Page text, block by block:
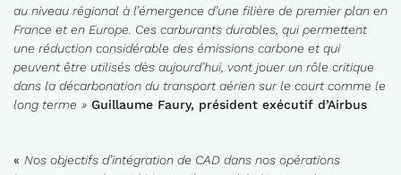
au niveau régional à l’émergence d’une filière de premier plan en
France et en Europe. Ces carburants durables, qui permettent
une réduction considérable des émissions carbone et qui
peuvent être utilisés dès aujourd’hui, vont jouer un rôle critique
dans la décarbonation du transport aérien sur le court comme le
long terme » Guillaume Faury, président exécutif d’Airbus
« Nos objectifs d’intégration de CAD dans nos opérations